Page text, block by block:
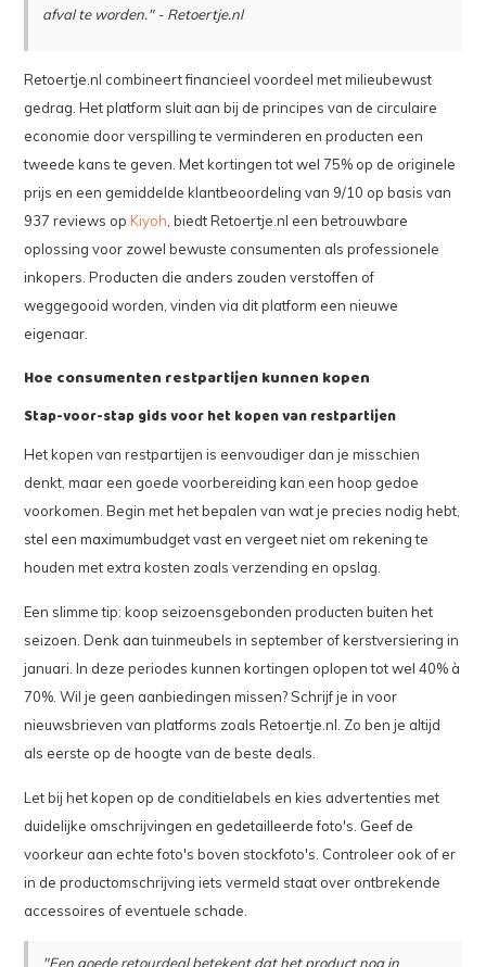
afval te worden." - Retoertje.nl
Retoertje.nl combineert financieel voordeel met milieubewust
gedrag. Het platform sluit aan bij de principes van de circulaire
economie door verspilling te verminderen en producten een
tweede kans te geven. Met kortingen tot wel 75% op de originele
prijs en een gemiddelde klantbeoordeling van 9/10 op basis van
937 reviews opKiyoh, biedt Retoertje.nl een betrouwbare
oplossing voor zowel bewuste consumenten als professionele
inkopers. Producten die anders zouden verstoffen of
weggegooid worden, vinden via dit platform een nieuwe
eigenaar.
Hoe consumenten restpartijen kunnen kopen
Stap-voor-stap gids voor het kopen van restpartijen
Het kopen van restpartijen is eenvoudiger dan je misschien
denkt, maar een goede voorbereiding kan een hoop gedoe
voorkomen. Begin met het bepalen van wat je precies nodig hebt,
stel een maximumbudget vast en vergeet niet om rekening te
houden met extra kosten zoals verzending en opslag.
Een slimme tip: koop seizoensgebonden producten buiten het
seizoen. Denk aan tuinmeubels in september of kerstversiering in
januari. In deze periodes kunnen kortingen oplopen tot wel 40% à
70%. Wil je geen aanbiedingen missen? Schrijf je in voor
nieuwsbrieven van platforms zoals Retoertje.nl. Zo ben je altijd
als eerste op de hoogte van de beste deals.
Let bij het kopen op de conditielabels en kies advertenties met
duidelijke omschrijvingen en gedetailleerde foto's. Geef de
voorkeur aan echte foto's boven stockfoto's. Controleer ook of er
in de productomschrijving iets vermeld staat over ontbrekende
accessoires of eventuele schade.
"Een goede retourdeal betekent dat het product nog in